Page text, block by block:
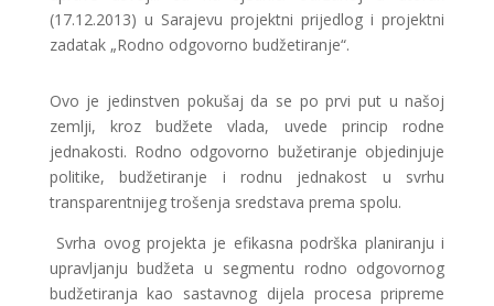
(17.12.2013) u Sarajevu projektni prijedlog i projektni
zadatak „Rodno odgovorno budžetiranje“.
Ovo je jedinstven pokušaj da se po prvi put u našoj
zemlji, kroz budžete vlada, uvede princip rodne
jednakosti. Rodno odgovorno bužetiranje objedinjuje
politike, budžetiranje i rodnu jednakost u svrhu
transparentnijeg trošenja sredstava prema spolu.
Svrha ovog projekta je efikasna podrška planiranju i
upravljanju budžeta u segmentu rodno odgovornog
budžetiranja kao sastavnog dijela procesa pripreme